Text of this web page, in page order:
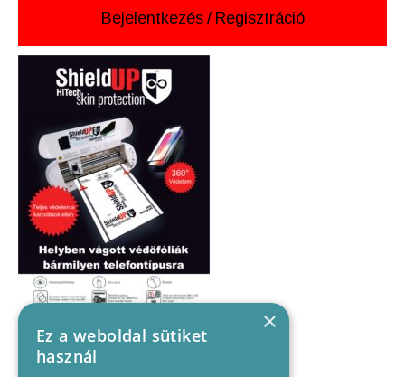
Bejelentkezés / Regisztráció
×
Ez a weboldal sütiket
használ